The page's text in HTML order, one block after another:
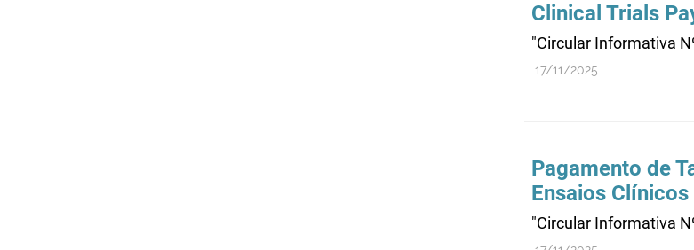
Clinical Trials
"Circular Informativa
17/11/2025
Pagamento de
Ensaios Clínicos
"Circular Informativa